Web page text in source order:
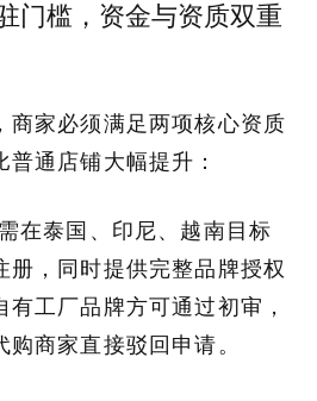
门槛，资金与资质双重
商家必须满足两项核心资质
通店铺大幅提升：
在泰国、印尼、越南目标
册，同时提供完整品牌授权
工厂品牌方可通过初审，
商家直接驳回申请。